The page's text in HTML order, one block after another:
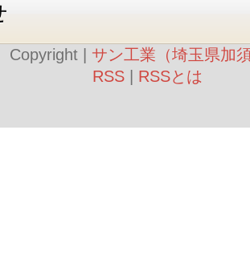
Copyright | サン工業（埼玉県加
RSS| RSSとは